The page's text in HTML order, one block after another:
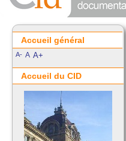
Accueil général
A- A A+
Accueil du CID